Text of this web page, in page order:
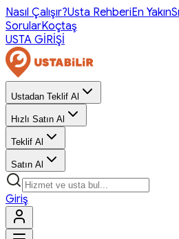
Nasıl Çalışır?Usta RehberiEn Yakın
SorularKoçtaş
USTA GİRİŞİ
Ustadan Teklif Al
Hızlı Satın Al
Teklif Al
Satın Al
Giriş